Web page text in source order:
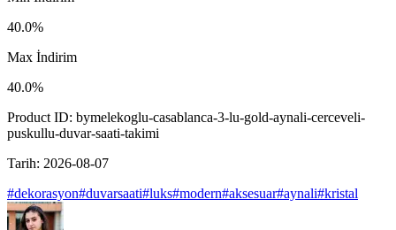
40.0%
Max İndirim
40.0%
Product ID: bymelekoglu-casablanca-3-lu-gold-aynali-cerceveli-
puskullu-duvar-saati-takimi
Tarih: 2026-08-07
#dekorasyon#duvarsaati#luks#modern#aksesuar#aynali#kristal